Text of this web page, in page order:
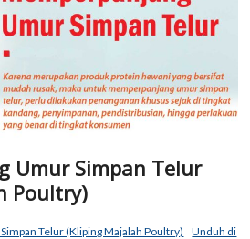
Umur Simpan Telur
Poultry)
Telur (Kliping Majalah Poultry)
Unduh di